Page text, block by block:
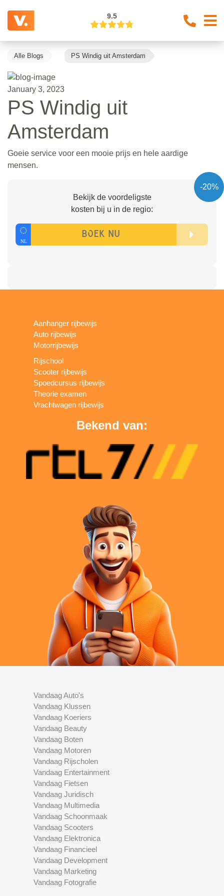
9.5
Alle Blogs PS Windig uit Amsterdam
January 3, 2023
PS Windig uit
Amsterdam
Goeie service voor een mooie prijs en hele aardige
mensen.
-20%
Bekijk de voordeligste
kosten bij u in de regio:
Aanhanger rijbewijs
Auto rijbewijs
Motorrijbewijs
Rijschool
Scooter rijbewijs
Spoedcursus rijbewijs
Theorie examen
Vrachtwagen rijbewijs
Bekend van:
Vandaag Auto's
Vandaag Klussen
Vandaag Koeriers
Vandaag Beauty
Vandaag Boten
Vandaag Motoren
Vandaag Rijscholen
Vandaag Entertainment
Vandaag Fietsen
Vandaag Juridisch
Vandaag Multimedia
Vandaag Schoonmaak
Vandaag Scooters
Vandaag Elektronica
Vandaag Financieel
Vandaag Development
Vandaag Marketing
Vandaag Fotografie